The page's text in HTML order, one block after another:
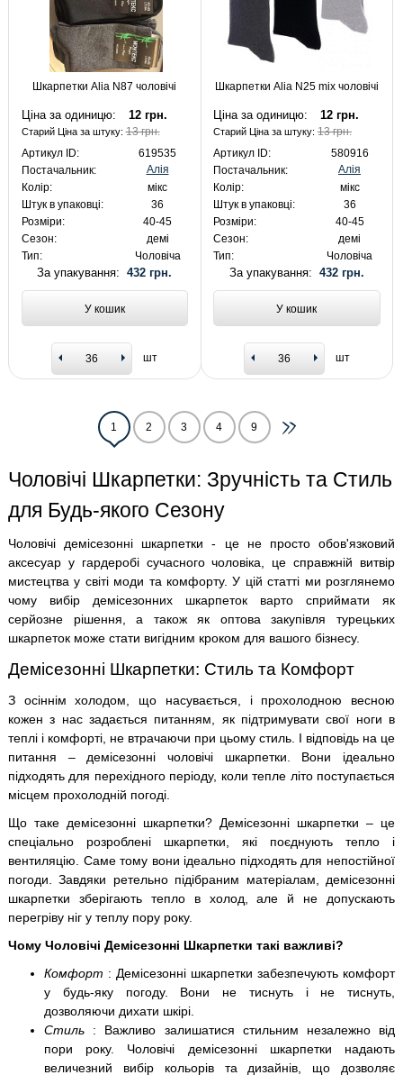
Шкарпетки Alia N87 чоловічі
Ціна за одиницю: 12 грн.
Старий Ціна за штуку:13 грн.
Артикул ID:
619535
Постачальник:
Алія
Колір:
мікс
Штук в упаковці:
36
Розміри:
40-45
Сезон:
демі
Тип:
Чоловіча
За упакування:432 грн.
У кошик
шт
Шкарпетки Alia N25 mix чоловічі
Ціна за одиницю: 12 грн.
Старий Ціна за штуку:13 грн.
Артикул ID:
580916
Постачальник:
Алія
Колір:
мікс
Штук в упаковці:
36
Розміри:
40-45
Сезон:
демі
Тип:
Чоловіча
За упакування: 432 грн.
У кошик
шт
1 2 3 4 9
Чоловічі Шкарпетки: Зручність та Стиль
для Будь-якого Сезону
Чоловічі демісезонні шкарпетки - це не просто обов'язковий
аксесуар у гардеробі сучасного чоловіка, це справжній витвір
мистецтва у світі моди та комфорту. У цій статті ми розглянемо
чому вибір демісезонних шкарпеток варто сприймати як
серйозне рішення, а також як оптова закупівля турецьких
шкарпеток може стати вигідним кроком для вашого бізнесу.
Демісезонні Шкарпетки: Стиль та Комфорт
З осіннім холодом, що насувається, і прохолодною весною
кожен з нас задається питанням, як підтримувати свої ноги в
теплі і комфорті, не втрачаючи при цьому стиль. І відповідь на це
питання – демісезонні чоловічі шкарпетки. Вони ідеально
підходять для перехідного періоду, коли тепле літо поступається
місцем прохолодній погоді.
Що таке демісезонні шкарпетки? Демісезонні шкарпетки – це
спеціально розроблені шкарпетки, які поєднують тепло і
вентиляцію. Саме тому вони ідеально підходять для непостійної
погоди. Завдяки ретельно підібраним матеріалам, демісезонні
шкарпетки зберігають тепло в холод, але й не допускають
перегріву ніг у теплу пору року.
Чому Чоловічі Демісезонні Шкарпетки такі важливі?
Комфорт : Демісезонні шкарпетки забезпечують комфорт
у будь-яку погоду. Вони не тиснуть і не тиснуть,
дозволяючи дихати шкірі.
Стиль : Важливо залишатися стильним незалежно від
пори року. Чоловічі демісезонні шкарпетки надають
величезний вибір кольорів та дизайнів, що дозволяє